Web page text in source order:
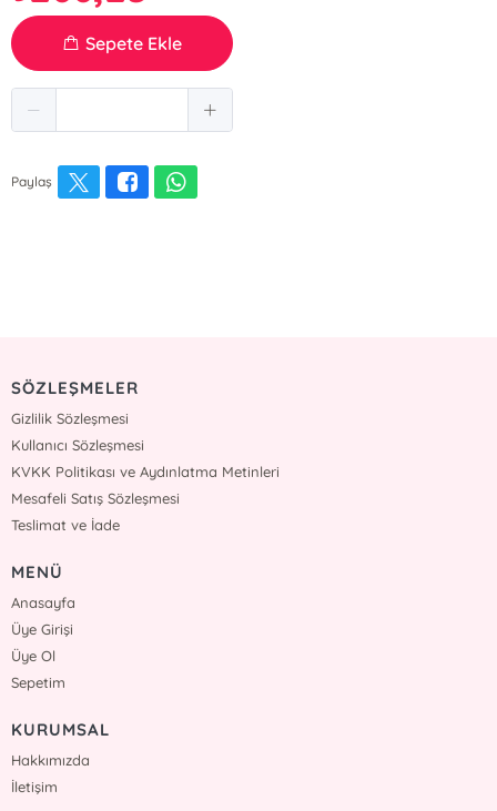
Sepete Ekle
Paylaş
SÖZLEŞMELER
Gizlilik Sözleşmesi
Kullanıcı Sözleşmesi
KVKK Politikası ve Aydınlatma Metinleri
Mesafeli Satış Sözleşmesi
Teslimat ve İade
MENÜ
Anasayfa
Üye Girişi
Üye Ol
Sepetim
KURUMSAL
Hakkımızda
İletişim